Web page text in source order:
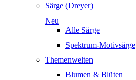
Särge (Dreyer)
Neu
Alle Särge
Spektrum-Motivsärge
Themenwelten
Blumen & Blüten